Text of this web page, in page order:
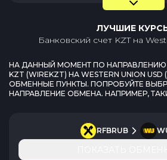
ЛУЧШИЕ
Банковский счет KZTна
НА ДАННЫЙ МОМЕНТ ПО НАПРАВЛЕНИЮ
KZT (WIREKZT) НА WESTERN UNION USD (
ОБМЕННЫЕ ПУНКТЫ. ПОПРОБУЙТЕ
НАПРАВЛЕНИЕ ОБМЕНА. НАПРИМЕР,
RFBRUB